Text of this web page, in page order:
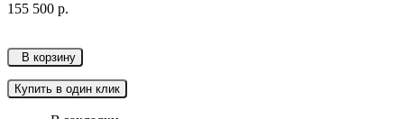
155 500 р.
В корзину
Купить в один клик